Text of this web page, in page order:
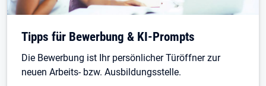
Tipps für Bewerbung & KI-Prompts
Die Bewerbung ist Ihr persönlicher Türöffner zur
neuen Arbeits- bzw. Ausbildungsstelle.